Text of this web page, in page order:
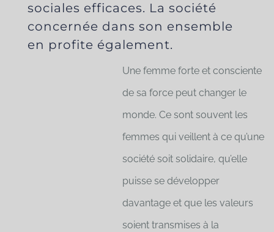
sociales efficaces. La société
concernée dans son ensemble
en profite également.
Une femme forte et consciente
de sa force peut changer le
monde. Ce sont souvent les
femmes qui veillent à ce qu’une
société soit solidaire, qu’elle
puisse se développer
davantage et que les valeurs
soient transmises à la